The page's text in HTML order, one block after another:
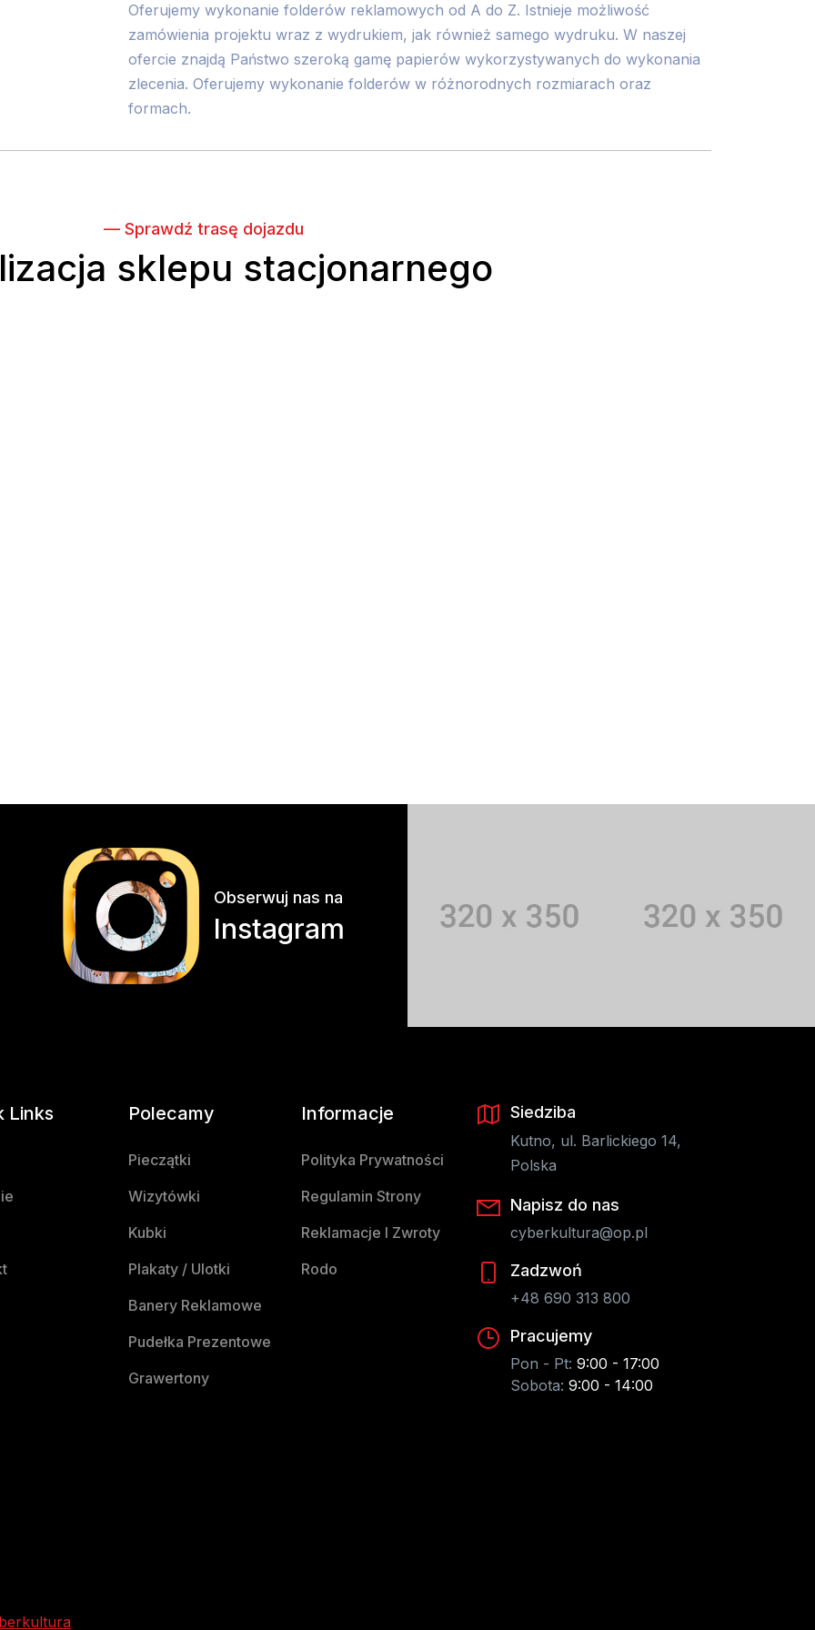
Oferujemy wykonanie folderów reklamowych od A do Z. Istnieje możliwość
zamówienia projektu wraz z wydrukiem, jak również samego wydruku. W naszej
ofercie znajdą Państwo szeroką gamę papierów wykorzystywanych do wykonania
zlecenia. Oferujemy wykonanie folderów w różnorodnych rozmiarach oraz
formach.
— Sprawdź trasę dojazdu
sklepu stacjonarnego
Obserwuj nas na
Instagram
Links Polecamy
Pieczątki
Wizytówki
Kubki
Plakaty / Ulotki
Banery Reklamowe
Pudełka Prezentowe
Grawertony
Informacje
Polityka Prywatności
Regulamin Strony
Reklamacje I Zwroty
Rodo
Siedziba
Kutno, ul. Barlickiego 14,
Polska
Napisz do nas
cyberkultura@op.pl
Zadzwoń
+48 690 313 800
Pracujemy
Pon - Pt: 9:00 - 17:00
Sobota: 9:00 - 14:00